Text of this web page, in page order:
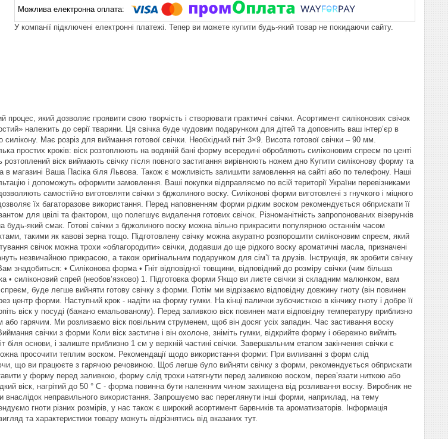
У компанії підключені електронні платежі. Тепер ви можете купити будь-який товар не покидаючи сайту.
процес, який дозволяє проявити свою творчість і створювати практичні свічки. Асортимент силіконових свічок
належить до серії тварини. Ця свічка буде чудовим подарунком для дітей та доповнить ваш інтер’єр в
Має розріз для виймання готової свічки. Необхідний гніт 3×9. Висота готової свічки – 90 мм.
простих кроків: віск розтоплюють на водяній бані форму всередині обробляють силіконовим спреєм по центі
віск виймають свічку після повного застигання вирівнюють ножем дно Купити силіконову форму та
в магазині Ваша Пасіка біля Львова. Також є можливість залишити замовлення на сайті або по телефону. Наші
і допоможуть оформити замовлення. Ваші покупки відправляємо по всій території України перевізниками
самостійно виготовляти свічки з бджолиного воску. Силіконові форми виготовлені з гнучкого і міцного
їх багаторазове використання. Перед наповненням форми рідким воском рекомендується обприскати її
для цвілі та фактором, що полегшує видалення готових свічок. Різноманітність запропонованих візерунків
будь-який смак. Готові свічки з бджолиного воску можна вільно прикрасити популярною останнім часом
такими як кавові зерна тощо. Підготовлену свічку можна акуратно розпорошити силіконовим спреєм, який
свічок можна трохи «облагородити» свічки, додавши до ще рідкого воску ароматичні масла, призначені
незвичайною прикрасою, а також оригінальним подарунком для сім’ї та друзів. Інструкція, як зробити свічку
знадобиться: • Силіконова форма • Гніт відповідної товщини, відповідний до розміру свічки (чим більша
• силіконовий спрей (необов’язково) 1. Підготовка форми Якщо ви лиєте свічки зі складним малюнком, вам
спреєм, буде легше вийняти готову свічку з форми. Потім ми відрізаємо відповідну довжину гноту (він повинен
центр форми. Наступний крок - надіти на форму гумки. На кінці палички зубочисткою в кінчику гноту і добре її
віск у посуді (бажано емальованому). Перед заливкою віск повинен мати відповідну температуру приблизно
гарячим. Ми розливаємо віск повільним струменем, щоб він досяг усіх западин. Час застивання воску
свічки з форми Коли віск застигне і він охолоне, зніміть гумки, відкрийте форму і обережно вийміть
біля основи, і залиште приблизно 1 см у верхній частині свічки. Завершальним етапом закінчення свічки є
просочити теплим воском. Рекомендації щодо використання форми: При виливанні з форм слід
що ви працюєте з гарячою речовиною. Щоб легше було вийняти свічку з форми, рекомендується обприскати
у форму перед заливкою, форму слід трохи натягнути перед заливкою воском, перев’язати ниткою або
віск, нагрітий до 50 ° C - форма повинна бути належним чином захищена від розливання воску. Виробник не
внаслідок неправильного використання. Запрошуємо вас переглянути інші форми, наприклад, на тему
гноти різних розмірів, у нас також є широкий асортимент барвників та ароматизаторів. Інформація
та характеристики товару можуть відрізнятись від вказаних тут.